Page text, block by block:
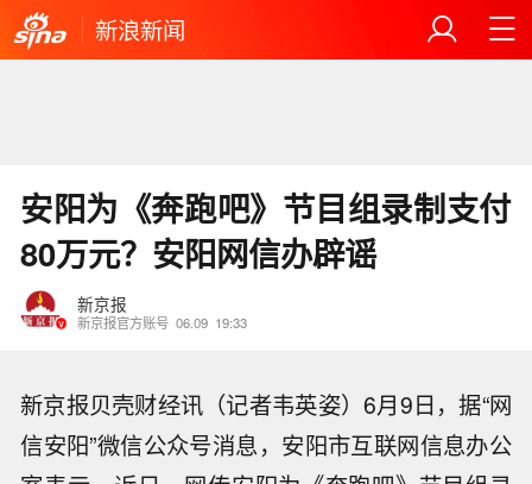
新浪新闻
安阳为《奔跑吧》节目组录制支付
80万元？安阳网信办辟谣
新京报
新京报官方账号 06.09 19:33
新京报贝壳财经讯（记者韦英姿）6月9日，据“网
信安阳”微信公众号消息，安阳市互联网信息办公